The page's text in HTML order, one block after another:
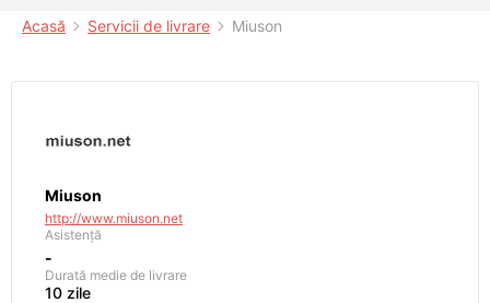
Acasă Servicii de livrare Miuson
Miuson
http://www.miuson.net
Asistență
-
Durată medie de livrare
10 zile